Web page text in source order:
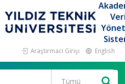
Araştırmacı Girişi English